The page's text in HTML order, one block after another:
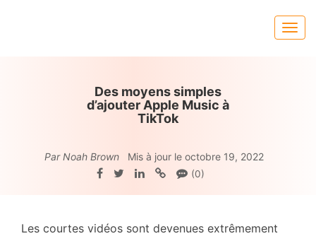
Des moyens simples
d’ajouter Apple Music à
TikTok
Par Noah Brown Mis à jour le octobre 19, 2022
(0)
Les courtes vidéos sont devenues extrêmement